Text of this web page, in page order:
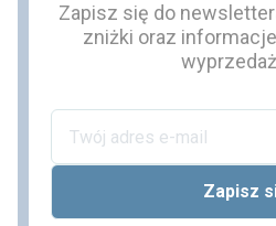
Zapisz się do
zniżki oraz